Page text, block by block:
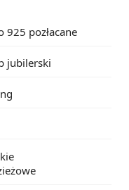
925 pozłacane
jubilerski